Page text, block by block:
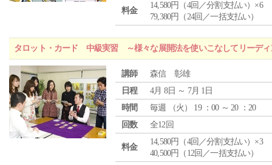
料金
14,580円（4回／分割支払い）×6
79,380円（24回／一括支払い）
タロット・カード 中級実習 ～様々な展開法を使いこなしてリーディ
講師
森信 彰雄
日程
4月 8日 ～ 7月 1日
時間
毎週 （火 ） 19 ：00 ～ 20 ：20
回数
全12回
料金
14,580円（4回／分割支払い）×3
40,500円（12回／一括支払い）